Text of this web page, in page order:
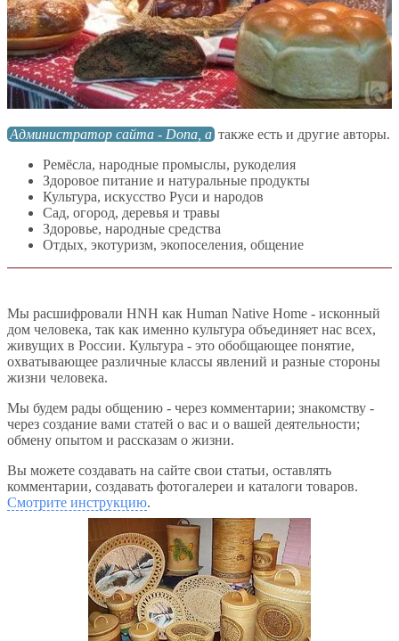
Администратор сайта - Dona, а также есть и другие авторы.
Ремёсла, народные промыслы, рукоделия
Здоровое питание и натуральные продукты
Культура, искусство Руси и народов
Сад, огород, деревья и травы
Здоровье, народные средства
Отдых, экотуризм, экопоселения, общение
Мы расшифровали HNH как Human Native Home - исконный
дом человека, так как именно культура объединяет нас всех,
живущих в России. Культура - это обобщающее понятие,
охватывающее различные классы явлений и разные стороны
жизни человека.
Мы будем рады общению - через комментарии; знакомству -
через создание вами статей о вас и о вашей деятельности;
обмену опытом и рассказам о жизни.
Вы можете создавать на сайте свои статьи, оставлять
комментарии, создавать фотогалереи и каталоги товаров.
Смотрите инструкцию.